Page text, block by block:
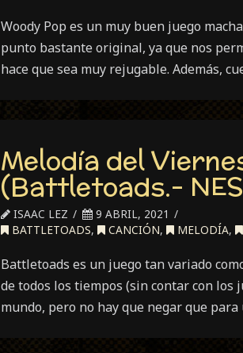
Woody Pop es un muy buen juego
punto bastante original, ya que nos
hace que sea muy rejugable. Además,
Melodía del
(Battletoads.-
ISAAC LEZ
9 ABRIL, 2021
BATTLETOADS, CANCIÓN, MELODÍA,
Battletoads es un juego tan variado
de todos los tiempos (sin contar con los
mundo, pero no hay que negar que